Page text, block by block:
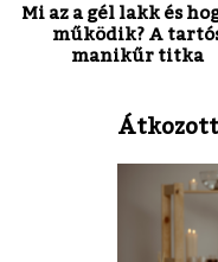
Mi az a gél lakk és
működik? A
manikűr titka
Átkozott